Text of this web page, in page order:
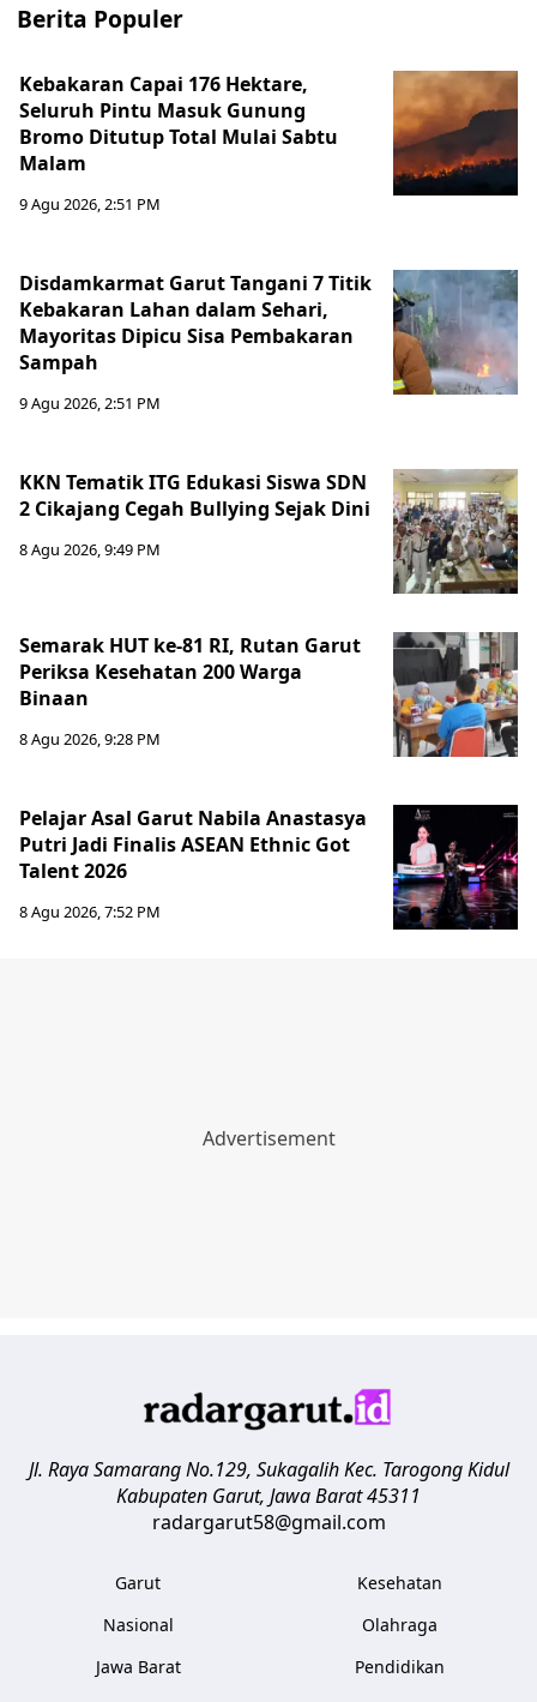
Berita Populer
Kebakaran Capai 176 Hektare,
Seluruh Pintu Masuk Gunung
Bromo Ditutup Total Mulai Sabtu
Malam
9 Agu 2026, 2:51 PM
Disdamkarmat Garut Tangani 7 Titik
Kebakaran Lahan dalam Sehari,
Mayoritas Dipicu Sisa Pembakaran
Sampah
9 Agu 2026, 2:51 PM
KKN Tematik ITG Edukasi Siswa SDN
2 Cikajang Cegah Bullying Sejak Dini
8 Agu 2026, 9:49 PM
Semarak HUT ke-81 RI, Rutan Garut
Periksa Kesehatan 200 Warga
Binaan
8 Agu 2026, 9:28 PM
Pelajar Asal Garut Nabila Anastasya
Putri Jadi Finalis ASEAN Ethnic Got
Talent 2026
8 Agu 2026, 7:52 PM
Jl. Raya Samarang No.129, Sukagalih Kec. Tarogong Kidul
Kabupaten Garut, Jawa Barat45311
radargarut58@gmail.com
Garut
Nasional
Jawa Barat
Kesehatan
Olahraga
Pendidikan